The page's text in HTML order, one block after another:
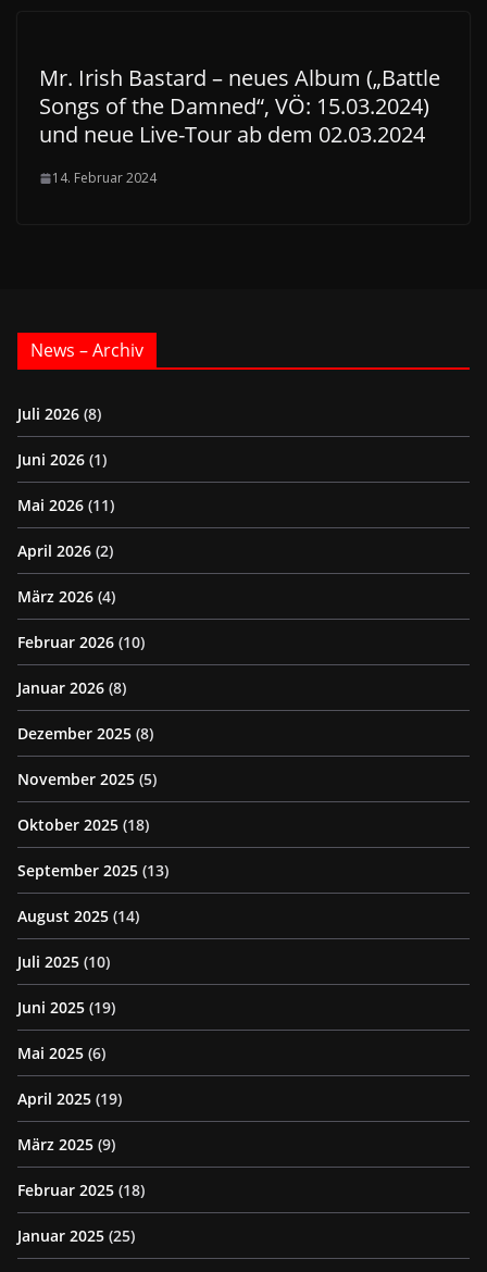
Mr. Irish Bastard – neues Album („Battle
Songs of the Damned“, VÖ: 15.03.2024)
und neue Live-Tour ab dem 02.03.2024
14. Februar 2024
News – Archiv
Juli 2026 (8)
Juni 2026 (1)
Mai 2026 (11)
April 2026 (2)
März 2026 (4)
Februar 2026 (10)
Januar 2026 (8)
Dezember 2025 (8)
November 2025 (5)
Oktober 2025 (18)
September 2025 (13)
August 2025 (14)
Juli 2025 (10)
Juni 2025 (19)
Mai 2025 (6)
April 2025 (19)
März 2025 (9)
Februar 2025 (18)
Januar 2025 (25)